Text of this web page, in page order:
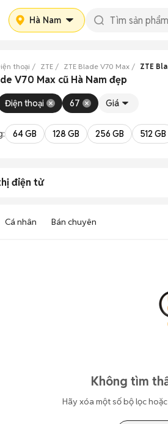
Hà Nam
thoại ZTE ZTE Blade V70 Max ZTE
V70 Max cũ Hà Nam đẹp
Điện thoại 67 Giá
64 GB 128 GB 256 GB 512 GB
điện tử
Cá nhân Bán chuyên
Không tìm
Hãy xóa một số bộ lọc